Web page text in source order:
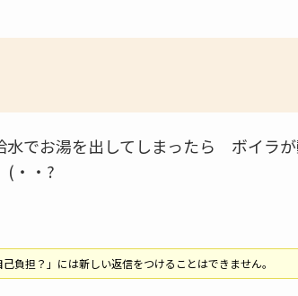
水でお湯を出してしまったら ボイ
・・?
負担？」には新しい返信をつけることはできません。